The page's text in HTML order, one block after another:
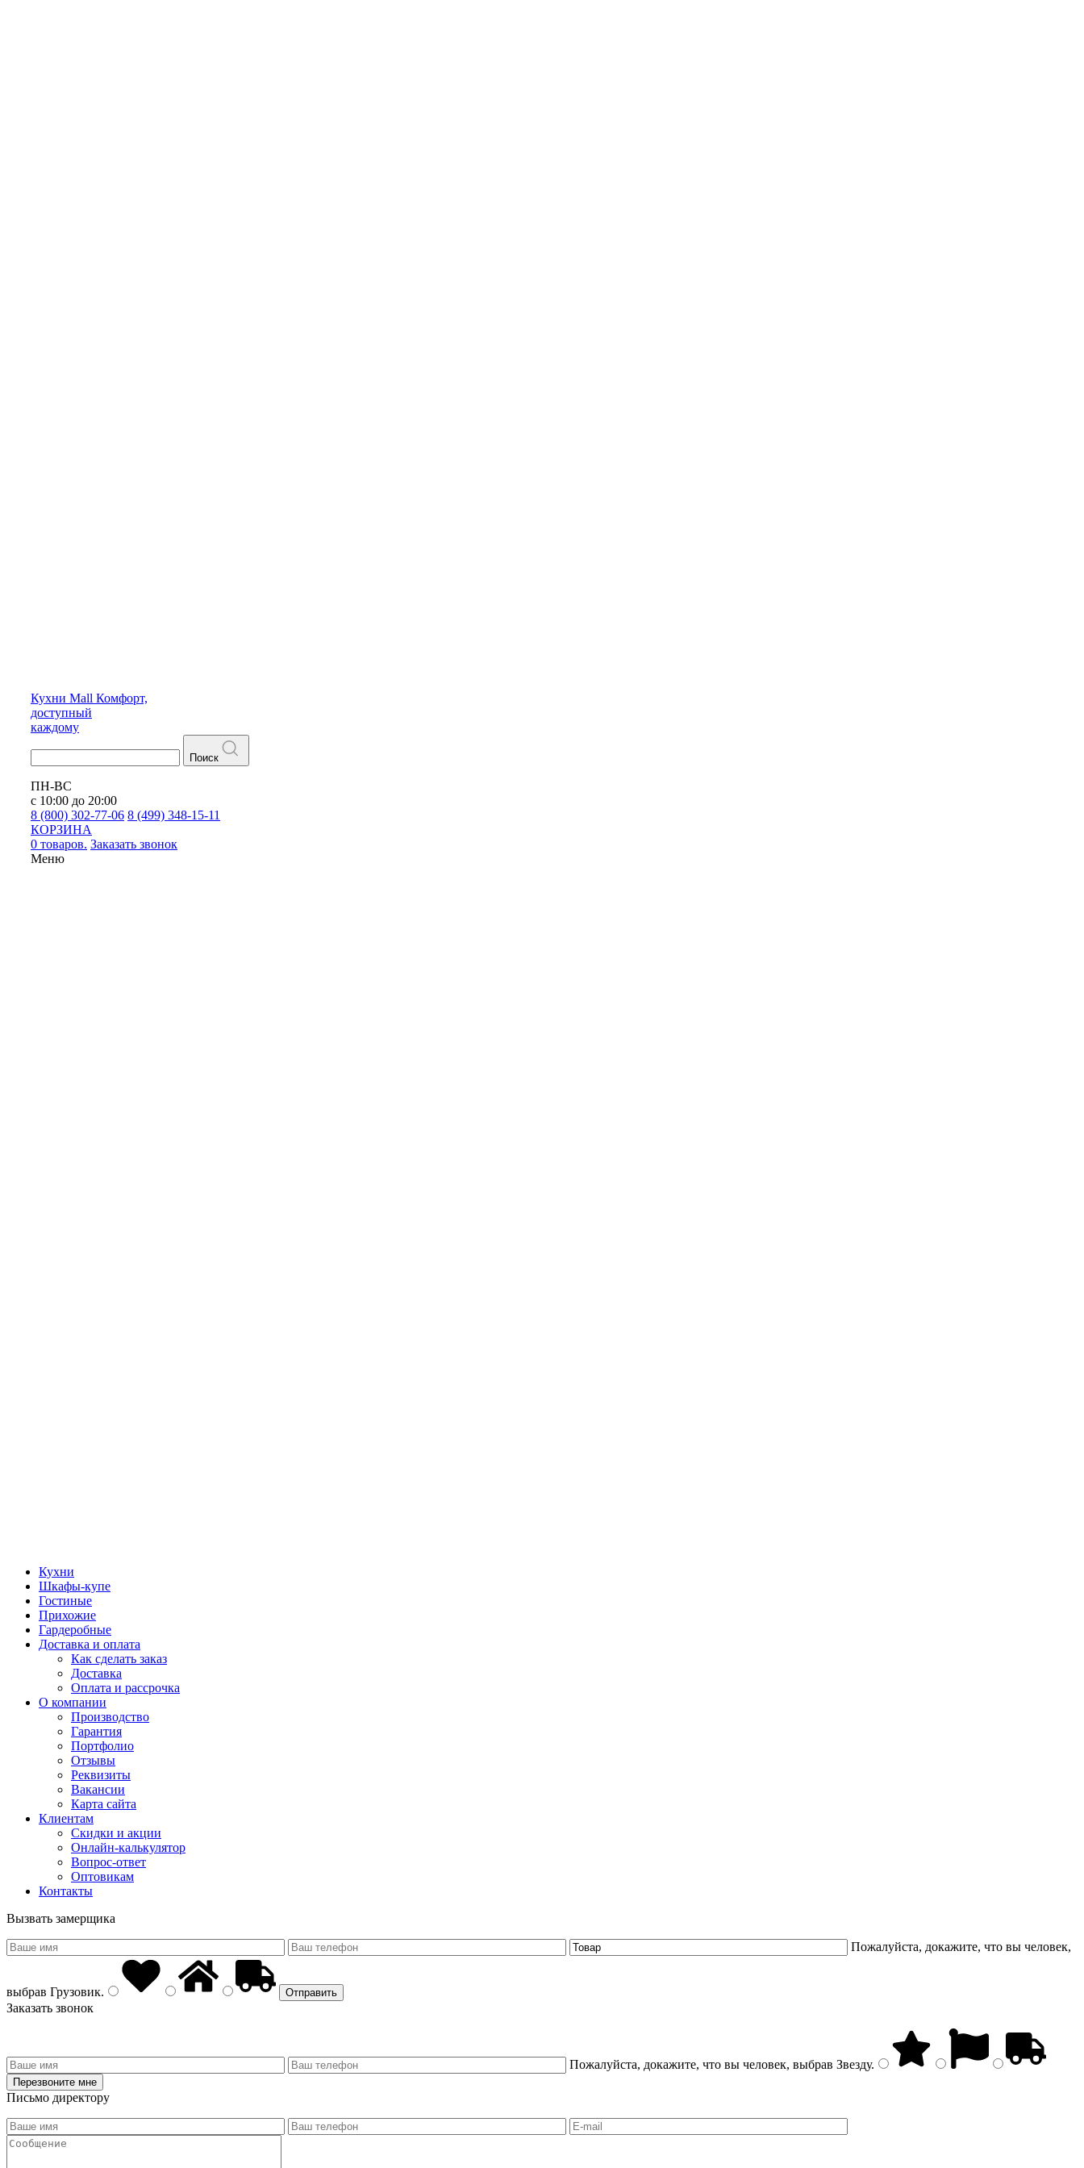
Кухни Mall Комфорт,
доступный
каждому
Поиск
ПН-ВС
с 10:00 до 20:00
8 (800) 302-77-06 8 (499) 348-15-11
КОРЗИНА
0 товаров. Заказать звонок
Меню
Кухни
Шкафы-купе
Гостиные
Прихожие
Гардеробные
Доставка и оплата
Как сделать заказ
Доставка
Оплата и рассрочка
О компании
Производство
Гарантия
Портфолио
Отзывы
Реквизиты
Вакансии
Карта сайта
Клиентам
Скидки и акции
Онлайн-калькулятор
Вопрос-ответ
Оптовикам
Контакты
Вызвать замерщика
Пожалуйста, докажите, что вы человек,
выбрав Грузовик.
Заказать звонок
Пожалуйста, докажите, что вы человек, выбрав Звезду.
Письмо директору